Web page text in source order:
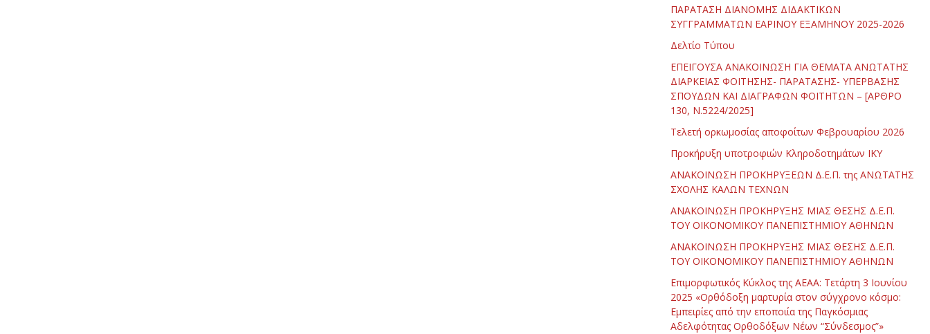
ΠΑΡΑΤΑΣΗ ΔΙΑΝΟΜΗΣ ΔΙΔΑΚΤΙΚΩΝ
ΣΥΓΓΡΑΜΜΑΤΩΝ ΕΑΡΙΝΟΥ ΕΞΑΜΗΝΟΥ 2025-2026
Δελτίο Τύπου
ΕΠΕΙΓΟΥΣΑ ΑΝΑΚΟΙΝΩΣΗ ΓΙΑ ΘΕΜΑΤΑ ΑΝΩΤΑΤΗΣ
ΔΙΑΡΚΕΙΑΣ ΦΟΙΤΗΣΗΣ- ΠΑΡΑΤΑΣΗΣ- ΥΠΕΡΒΑΣΗΣ
ΣΠΟΥΔΩΝ ΚΑΙ ΔΙΑΓΡΑΦΩΝ ΦΟΙΤΗΤΩΝ – [ΑΡΘΡΟ
130, Ν.5224/2025]
Τελετή ορκωμοσίας αποφοίτων Φεβρουαρίου 2026
Προκήρυξη υποτροφιών Κληροδοτημάτων ΙΚΥ
ΑΝΑΚΟΙΝΩΣΗ ΠΡΟΚΗΡΥΞΕΩΝ Δ.Ε.Π. της ΑΝΩΤΑΤΗΣ
ΣΧΟΛΗΣ ΚΑΛΩΝ ΤΕΧΝΩΝ
ΑΝΑΚΟΙΝΩΣΗ ΠΡΟΚΗΡΥΞΗΣ ΜΙΑΣ ΘΕΣΗΣ Δ.Ε.Π.
ΤΟΥ ΟΙΚΟΝΟΜΙΚΟΥ ΠΑΝΕΠΙΣΤΗΜΙΟΥ ΑΘΗΝΩΝ
ΑΝΑΚΟΙΝΩΣΗ ΠΡΟΚΗΡΥΞΗΣ ΜΙΑΣ ΘΕΣΗΣ Δ.Ε.Π.
ΤΟΥ ΟΙΚΟΝΟΜΙΚΟΥ ΠΑΝΕΠΙΣΤΗΜΙΟΥ ΑΘΗΝΩΝ
Επιμορφωτικός Κύκλος της ΑΕΑΑ: Τετάρτη 3 Ιουνίου
2025 «Ορθόδοξη μαρτυρία στον σύγχρονο κόσμο:
Εμπειρίες από την εποποιία της Παγκόσμιας
Αδελφότητας Ορθοδόξων Νέων “Σύνδεσμος”»